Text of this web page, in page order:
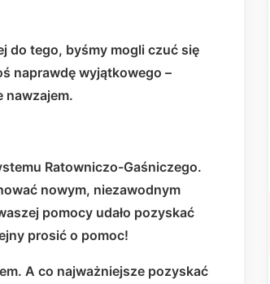
do tego, byśmy mogli czuć się
naprawdę wyjątkowego –
nawzajem.
Ratowniczo-Gaśniczego.
nowym, niezawodnym
pomocy udało pozyskać
prosić o pomoc!
A co najważniejsze pozyskać